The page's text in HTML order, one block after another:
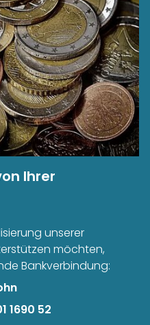
Ihrer
unserer
möchten,
Bankverbindung:
1690 52